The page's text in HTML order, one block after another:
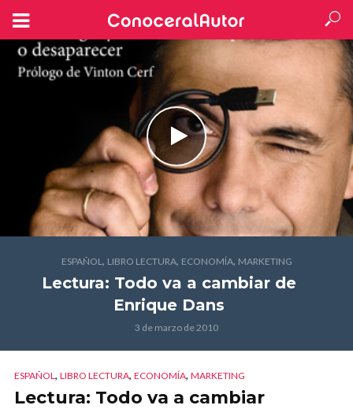
ESPAÑOL, LIBRO LECTURA, ECONOMÍA, MARKETING
Lectura: Todo va a cambiarde
Enrique Dans
3 de marzo de 2010
ESPAÑOL, LIBRO LECTURA, ECONOMÍA, MARKETING
Lectura: Todo va a cambiar